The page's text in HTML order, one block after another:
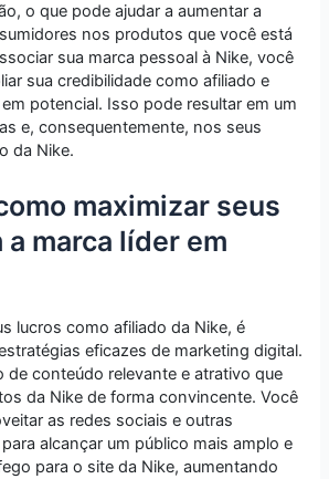
o que pode ajudar a aumentar a
nos produtos que você está
sua marca pessoal à Nike, você
sua credibilidade como afiliado e
potencial. Isso pode resultar em um
e, consequentemente, nos seus
da Nike.
maximizar seus
marca líder em
lucros como afiliado da Nike, é
eficazes de marketing digital.
de conteúdo relevante e atrativo que
da Nike de forma convincente. Você
as redes sociais e outras
alcançar um público mais amplo e
para o site da Nike, aumentando